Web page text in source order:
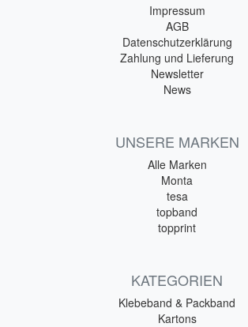
Impressum
AGB
Datenschutzerklärung
Zahlung und Lieferung
Newsletter
News
UNSERE MARKEN
Alle Marken
Monta
tesa
topband
topprint
KATEGORIEN
Klebeband & Packband
Kartons